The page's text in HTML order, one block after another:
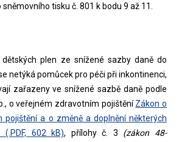
tisku č. 801 k bodu 9 až 11.
dětských plen ze snížené sazby daně do
netýká pomůcek pro péči při inkontinenci,
zařazeny ve snížené sazbě daně podle
o veřejném zdravotním pojištěníZákon o
pojištění a o změně a doplnění některých
(.PDF, 602 kB), přílohy č. 3 (zákon 48-